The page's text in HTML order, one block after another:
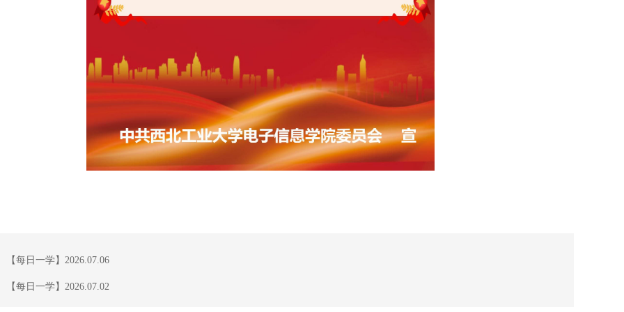
【每日一学】2026.07.06
【每日一学】2026.07.02